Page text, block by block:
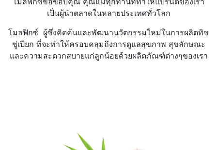
เป็นผู้นำตลาดในหลายประเทศทั่วโลก
โมลฟิกซ์ ผู้ซึ่งคิดค้นและพัฒนานวัตกรรมใหม่ในการผลิตทิช
ชู่เปียก ที่จะทำให้ครอบคลุมถึงการดูแลสุขภาพ สุขลักษณะ
และความสะดวกสบายแก่ลูกน้อยด้วยผลิตภัณฑ์ต่างๆของเรา